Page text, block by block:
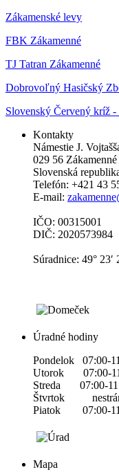
Zákamenské levy
FBK Zákamenné
TJ Tatran Zákamenné
Dobrovoľný Hasičský
Slovenský Červený kríž
Kontakty
Námestie J.
029 56 Zákamenné
Slovenská
Telefón: +421 43
E-mail:
IČO: 00315001
DIČ: 2020573984
Súradnice: 49° 23′
Úradné hodiny
Pondelok 07:00-
Utorok 07:00-
Streda 07:00-
Štvrtok
Piatok 07:00-
Mapa